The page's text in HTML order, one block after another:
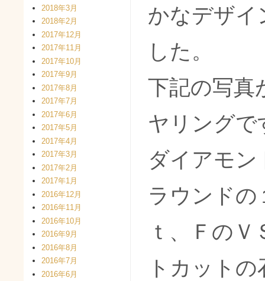
かなデザイ
した。
下記の写真
ヤリングで
ダイアモン
ラウンドの
ｔ、Ｆの
トカットの
2018年3月
2018年2月
2017年12月
2017年11月
2017年10月
2017年9月
2017年8月
2017年7月
2017年6月
2017年5月
2017年4月
2017年3月
2017年2月
2017年1月
2016年12月
2016年11月
2016年10月
2016年9月
2016年8月
2016年7月
2016年6月